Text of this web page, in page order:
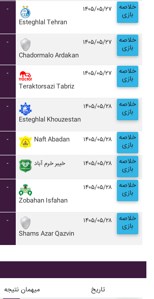
-
Esteghlal Tehran
۱۴۰۵/۰۵/۲۷ خلاصه
بازی
-
Chadormalo Ardakan
۱۴۰۵/۰۵/۲۷ خلاصه
بازی
-
Teraktorsazi Tabriz
۱۴۰۵/۰۵/۲۷ خلاصه
بازی
-
Esteghlal Khouzestan
۱۴۰۵/۰۵/۲۸ خلاصه
بازی
- Naft Abadan ۱۴۰۵/۰۵/۲۸ خلاصه
بازی
- خيبر خرم آباد ۱۴۰۵/۰۵/۲۸ خلاصه
بازی
-
Zobahan Isfahan
۱۴۰۵/۰۵/۲۸ خلاصه
بازی
-
Shams Azar Qazvin
۱۴۰۵/۰۵/۲۸ خلاصه
بازی
نتیجه میهمان تاریخ